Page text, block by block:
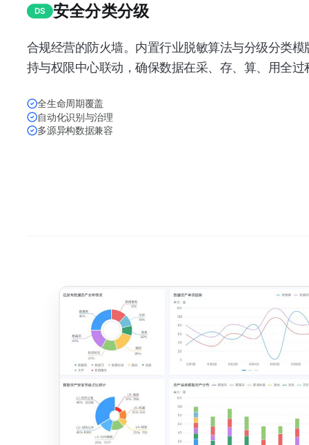
DS 安全分类分级
合规经营的防火墙。内置行业脱敏算法与分级分类
持与权限中心联动，确保数据在采、存、算、用全过
全生命周期覆盖
自动化识别与治理
多源异构数据兼容